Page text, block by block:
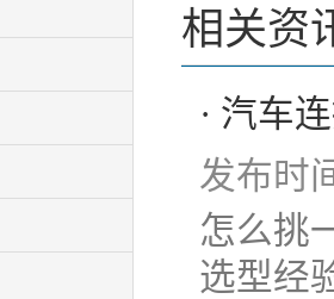
相关资
· 汽车
发布时
怎么挑
选型经